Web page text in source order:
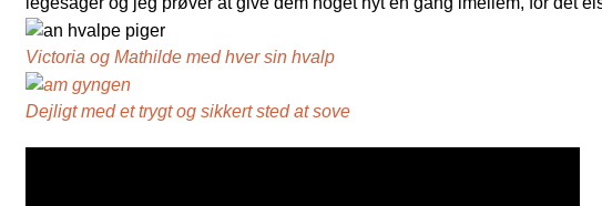
Victoria og Mathilde med hver sin hvalp
Dejligt med et trygt og sikkert sted at sove